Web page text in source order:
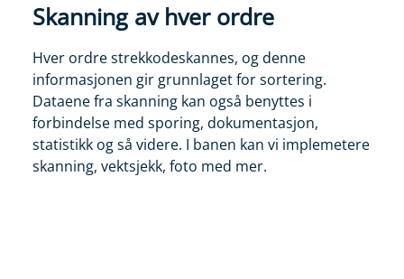
Skanning av hver ordre
Hver ordre strekkodeskannes, og denne
informasjonen gir grunnlaget for sortering.
Dataene fra skanning kan også benyttes i
forbindelse med sporing, dokumentasjon,
statistikk og så videre. I banen kan vi implemetere
skanning, vektsjekk, foto med mer.